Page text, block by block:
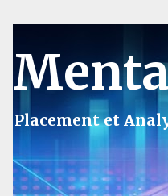
Placement et